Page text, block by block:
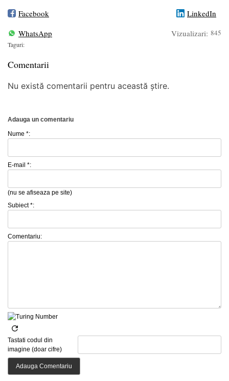
Facebook
LinkedIn
WhatsApp
Vizualizari: 845
Taguri:
Comentarii
Nu există comentarii pentru această știre.
Adauga un comentariu
Nume *:
E-mail *:
(nu se afiseaza pe site)
Subiect *:
Comentariu:
Tastati codul din
imagine (doar cifre)